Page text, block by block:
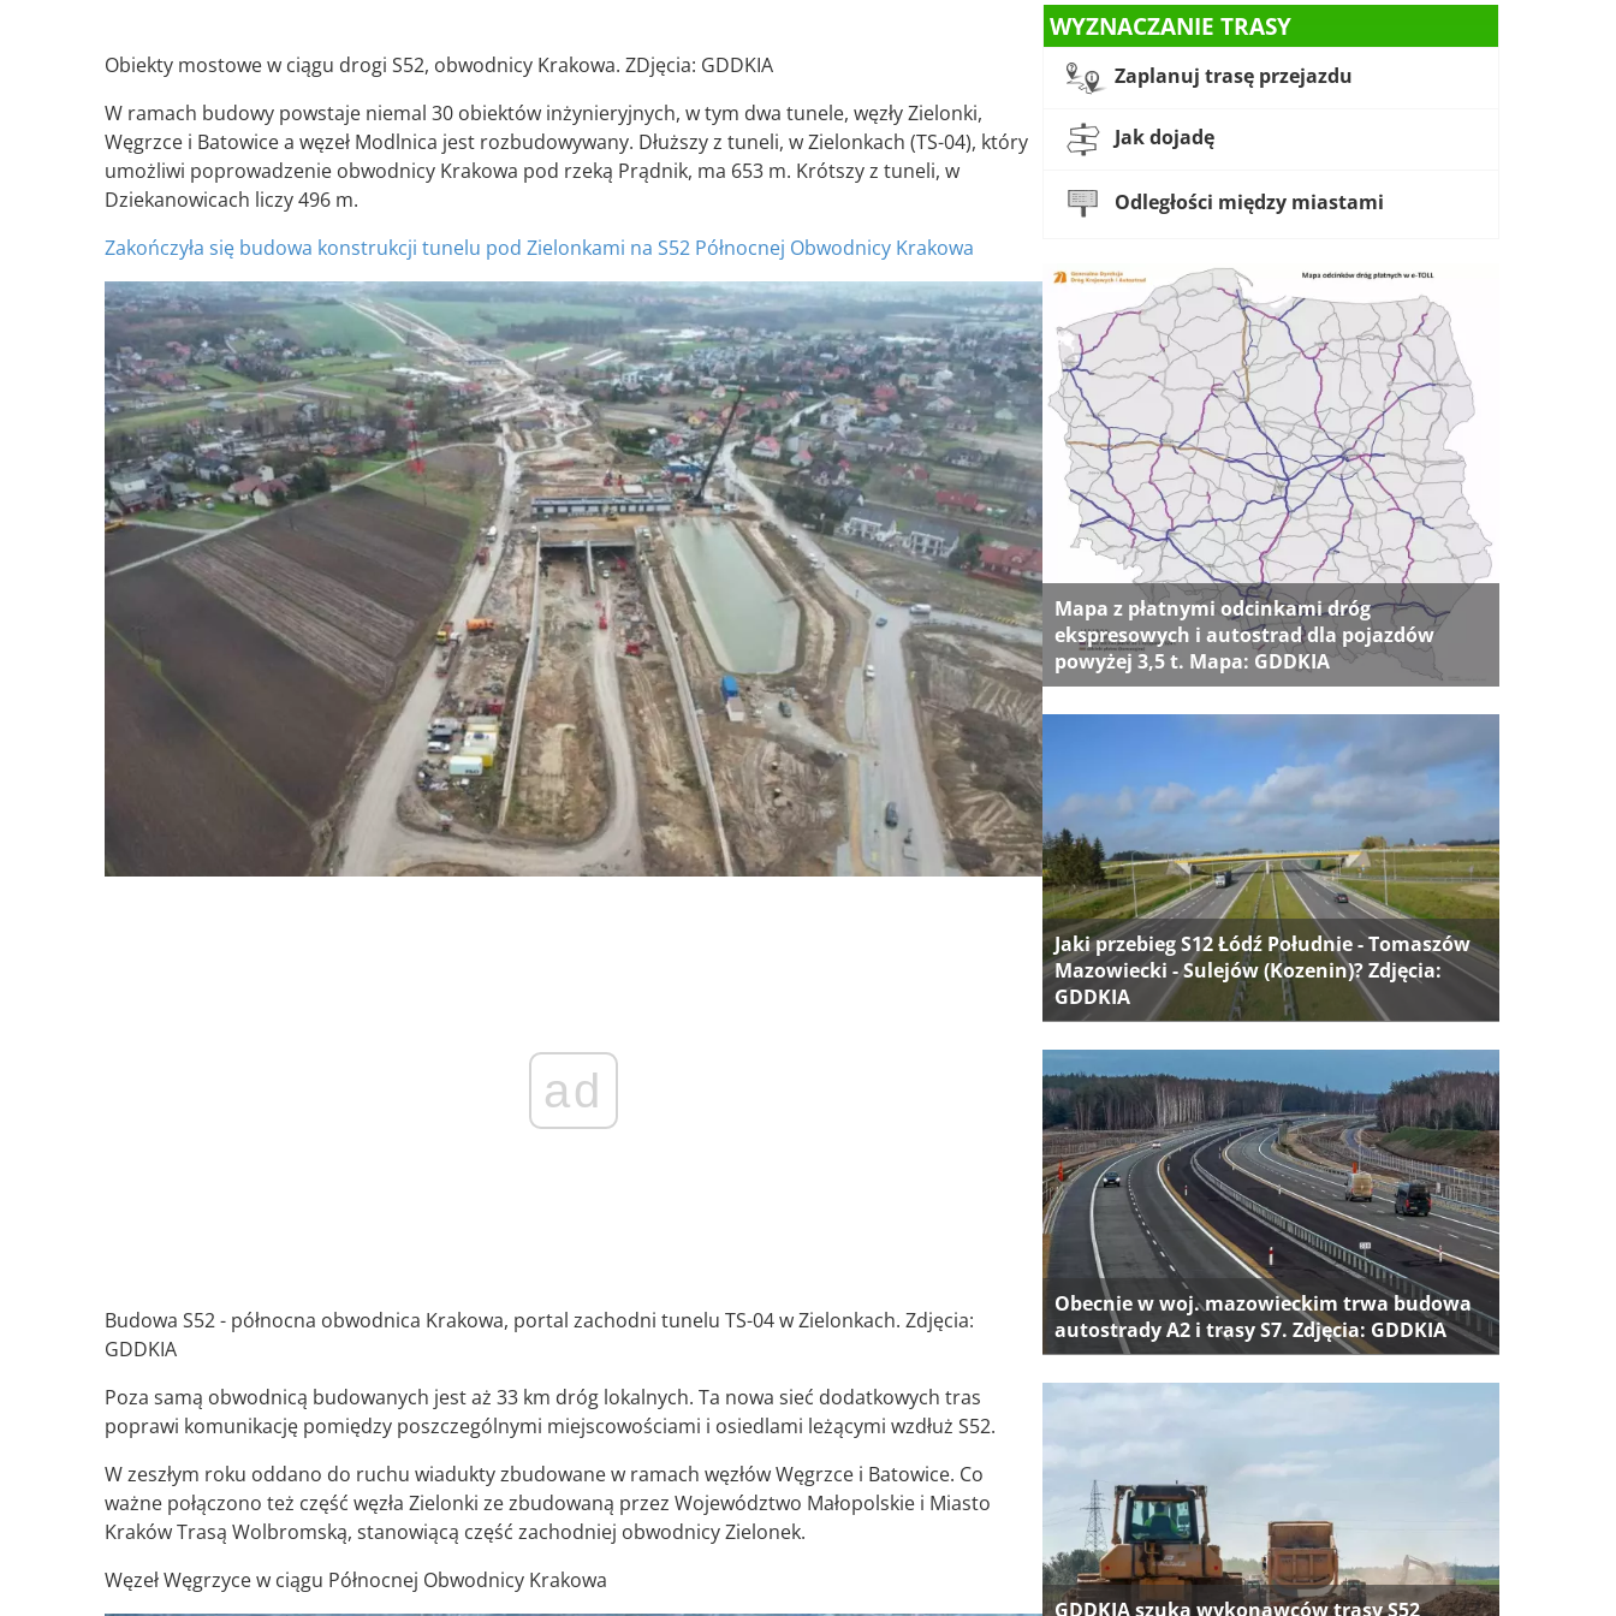
Obiekty mostowe w ciągu drogi S52, obwodnicy Krakowa. ZDjęcia: GDDKIA
W ramach budowy powstaje niemal 30 obiektów inżynieryjnych, w tym dwa tunele, węzły Zielonki,
Węgrzce i Batowice a węzeł Modlnica jest rozbudowywany. Dłuższy z tuneli, w Zielonkach (TS-04), który
umożliwi poprowadzenie obwodnicy Krakowa pod rzeką Prądnik, ma 653 m. Krótszy z tuneli, w
Dziekanowicach liczy 496 m.
Zakończyła się budowa konstrukcji tunelu pod Zielonkami na S52 Północnej Obwodnicy Krakowa
ad
Budowa S52 - północna obwodnica Krakowa, portal zachodni tunelu TS-04 w Zielonkach. Zdjęcia:
GDDKIA
Poza samą obwodnicą budowanych jest aż 33 km dróg lokalnych. Ta nowa sieć dodatkowych tras
poprawi komunikację pomiędzy poszczególnymi miejscowościami i osiedlami leżącymi wzdłuż S52.
W zeszłym roku oddano do ruchu wiadukty zbudowane w ramach węzłów Węgrzce i Batowice. Co
ważne połączono też część węzła Zielonki ze zbudowaną przez Województwo Małopolskie i Miasto
Kraków Trasą Wolbromską, stanowiącą część zachodniej obwodnicy Zielonek.
Węzeł Węgrzyce w ciągu Północnej Obwodnicy Krakowa
WYZNACZANIE TRASY
Zaplanuj trasę przejazdu
Jak dojadę
Odległości między miastami
Mapa z płatnymi odcinkami dróg
ekspresowych i autostrad dla pojazdów
powyżej 3,5 t. Mapa: GDDKIA
Jaki przebieg S12 Łódź Południe - Tomaszów
Mazowiecki - Sulejów (Kozenin)? Zdjęcia:
GDDKIA
Obecnie w woj. mazowieckim trwa budowa
autostrady A2 i trasy S7. Zdjęcia: GDDKIA
GDDKIA szuka wykonawców trasy S52